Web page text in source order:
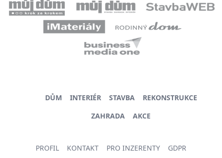
DŮM INTERIÉR STAVBA
REKONSTRUKCE
ZAHRADA
AKCE
PROFIL KONTAKT PRO INZERENTY GDPR